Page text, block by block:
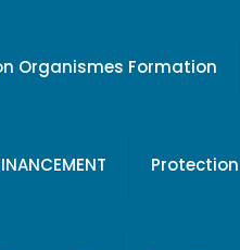
Organismes Formation